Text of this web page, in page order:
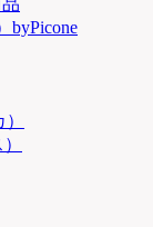
byPicone